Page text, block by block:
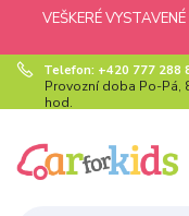
VEŠKERÉ
Telefon: +420 777 288
Provozní doba Po-Pá,
hod.